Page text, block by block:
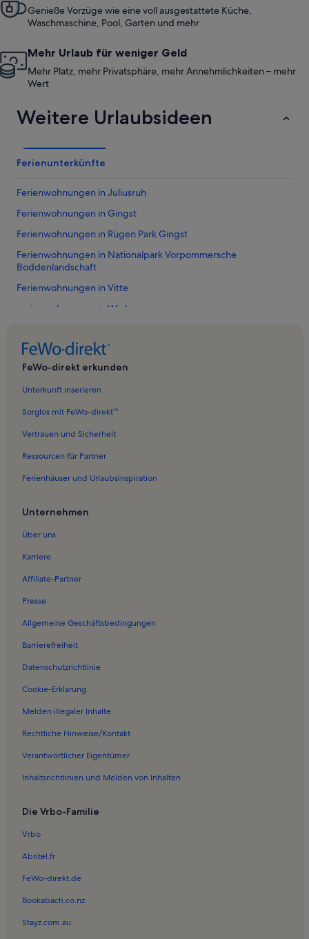
Genieße Vorzüge wie eine voll ausgestattete Küche,
Waschmaschine, Pool, Garten und mehr
Mehr Urlaub für weniger Geld
Mehr Platz, mehr Privatsphäre, mehr Annehmlichkeiten – mehr
Wert
Weitere Urlaubsideen
Ferienunterkünfte
Ferienwohnungen in Juliusruh
Ferienwohnungen in Gingst
Ferienwohnungen in Rügen Park Gingst
Ferienwohnungen in Nationalpark Vorpommersche
Boddenlandschaft
Ferienwohnungen in Vitte
Ferienwohnungen in Wiek
Ferienwohnungen in Grubnow
Ferienwohnungen in Waase
Ferienwohnungen in Fährhof
Ferienwohnungen in Strand von Hiddensee
Ferienwohnungen in Kluis
Ferienwohnungen in Rügen
Ferienwohnungen in Bohlendorf
Ferienwohnungen in Hiddensee
Ferienwohnungen in Breege
Ferienwohnungen in Volsvitz
Ferienwohnungen in Dranske
Ferienwohnungen in Rappin
Ferienwohnungen in Strand Schaprode
Ferienwohnungen in Vieregge
Ferienwohnungen in Kloster
Ferienwohnungen in Sankt-Jacob-Kirche
Ferienwohnungen in Goos
FeWo-direkt erkunden
Unterkunft inserieren
Sorglos mit FeWo-direkt™
Vertrauen und Sicherheit
Ressourcen für Partner
Ferienhäuser und Urlaubsinspiration
Unternehmen
Über uns
Karriere
Affiliate-Partner
Presse
Allgemeine Geschäftsbedingungen
Barrierefreiheit
Datenschutzrichtlinie
Cookie-Erklärung
Melden illegaler Inhalte
Rechtliche Hinweise/Kontakt
Verantwortlicher Eigentümer
Inhaltsrichtlinien und Melden von Inhalten
Die Vrbo-Familie
Vrbo
Abritel.fr
FeWo-direkt.de
Bookabach.co.nz
Stayz.com.au